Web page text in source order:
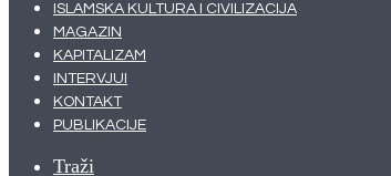
ISLAMSKA KULTURA I CIVILIZACIJA
MAGAZIN
KAPITALIZAM
INTERVJUI
KONTAKT
PUBLIKACIJE
Traži